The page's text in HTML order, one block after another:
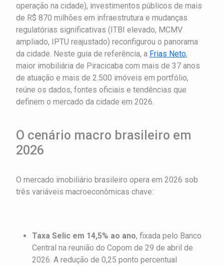
operação na cidade), investimentos públicos de mais
de R$ 870 milhões em infraestrutura e mudanças
regulatórias significativas (ITBI elevado, MCMV
ampliado, IPTU reajustado) reconfigurou o panorama
da cidade. Neste guia de referência, a Frias Neto,
maior imobiliária de Piracicaba com mais de 37 anos
de atuação e mais de 2.500 imóveis em portfólio,
reúne os dados, fontes oficiais e tendências que
definem o mercado da cidade em 2026.
O cenário macro brasileiro em
2026
O mercado imobiliário brasileiro opera em 2026 sob
três variáveis macroeconômicas chave:
Taxa Selic em 14,5% ao ano, fixada pelo Banco
Central na reunião do Copom de 29 de abril de
2026. A redução de 0,25 ponto percentual